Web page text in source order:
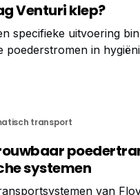
Venturi klep?
specifieke uitvoering
in
Y-opstelling met een
transport
systemen
van